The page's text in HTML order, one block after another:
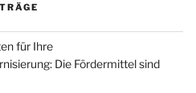
für Ihre
Die Fördermittel sind